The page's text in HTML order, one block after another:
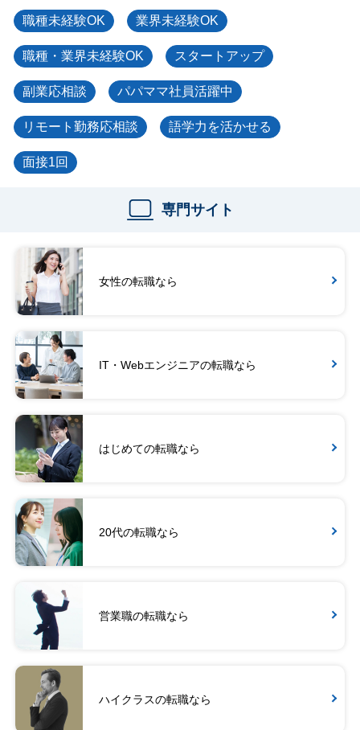
職種未経験OK 業界未経験OK
職種・業界未経験OK スタートアップ
副業応相談 パパママ社員活躍中
リモート勤務応相談 語学力を活かせる
面接1回
専門サイト
女性の転職なら
IT・Webエンジニアの転職なら
はじめての転職なら
20代の転職なら
営業職の転職なら
ハイクラスの転職なら